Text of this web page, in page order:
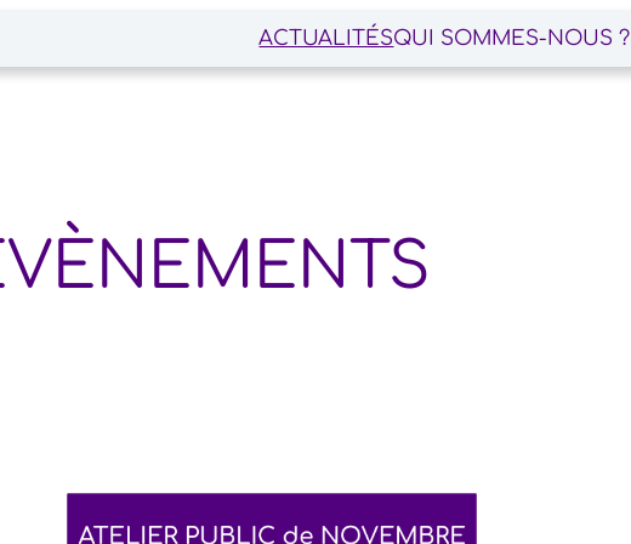
ACTUALITÉSQUI SOMMES-NOUS ?